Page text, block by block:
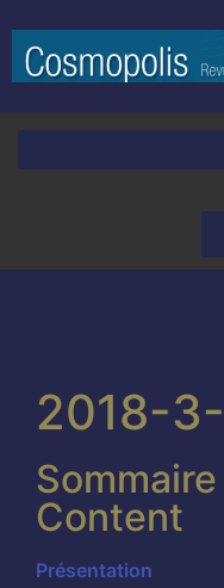
2018-
Content
Présentation